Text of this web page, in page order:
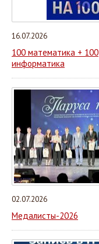
16.07.2026
100 математика + 100
информатика
02.07.2026
Медалисты-2026